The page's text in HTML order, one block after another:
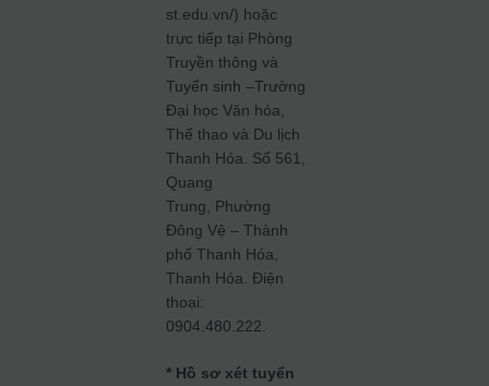
st.edu.vn/) hoặc
trực tiếp tại Phòng
Truyền thông và
Tuyển sinh –Trường
Đại học Văn hóa,
Thể thao và Du lịch
Thanh Hóa. Số 561,
Quang
Trung, Phường
Đông Vệ – Thành
phố Thanh Hóa,
Thanh Hóa. Điện
thoại:
0904.480.222.
* Hồ sơ xét tuyển